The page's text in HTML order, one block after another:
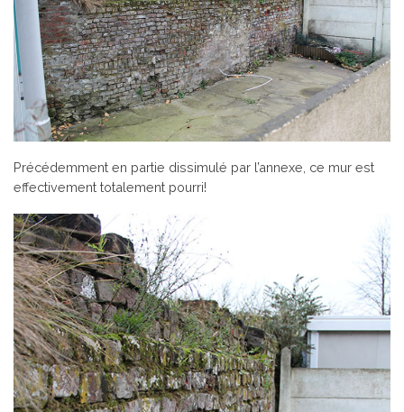
Précédemment en partie dissimulé par l’annexe, ce mur est
effectivement totalement pourri!